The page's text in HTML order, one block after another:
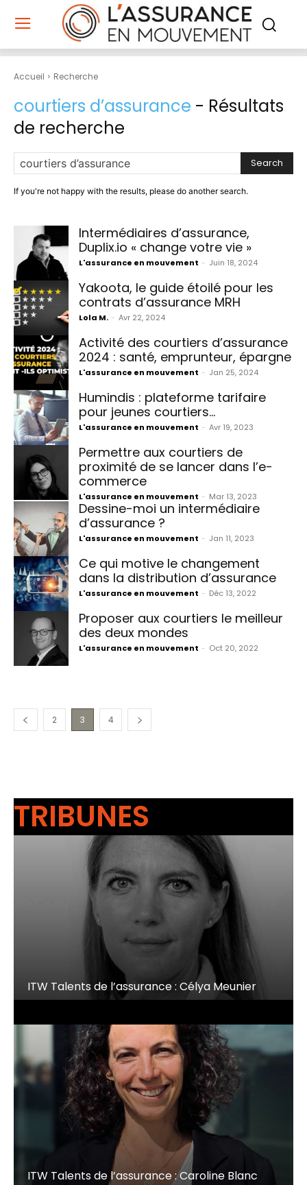
Accueil Recherche
courtiers d’assurance - Résultats
de recherche
Search
If you're not happy with the results, please do another search.
Intermédiaires d’assurance,
Duplix.io « change votre vie »
L'assurance en mouvement - Juin 18, 2024
Yakoota, le guide étoilé pour les
contrats d’assurance MRH
Lola M. - Avr 22, 2024
Activité des courtiers d’assurance
2024 : santé, emprunteur, épargne
L'assurance en mouvement - Jan 25, 2024
Humindis : plateforme tarifaire
pour jeunes courtiers…
L'assurance en mouvement - Avr 19, 2023
Permettre aux courtiers de
proximité de se lancer dans l’e-
commerce
L'assurance en mouvement - Mar 13, 2023
Dessine-moi un intermédiaire
d’assurance ?
L'assurance en mouvement - Jan 11, 2023
Ce qui motive le changement
dans la distribution d’assurance
L'assurance en mouvement - Déc 13, 2022
Proposer aux courtiers le meilleur
des deux mondes
L'assurance en mouvement - Oct 20, 2022
2 3 4
TRIBUNES
ITW Talents de l’assurance : Célya Meunier
ITW Talents de l’assurance : Caroline Blanc